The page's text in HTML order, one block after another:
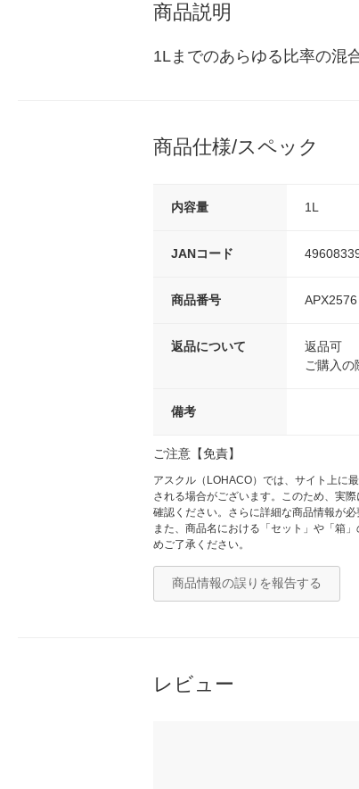
商品説明
1Lまでのあらゆる比率の混
商品仕様/スペック
内容量 1L
JANコード
商品番号 APX2576
返品について
返品可
ご購入の
備考
ご注意【免責】
アスクル（LOHACO）では、サイト上に
される場合がございます。このため、実
確認ください。さらに詳細な商品情報が
また、商品名における「セット」や「箱
めご了承ください。
商品情報の誤りを報告する
レビュー